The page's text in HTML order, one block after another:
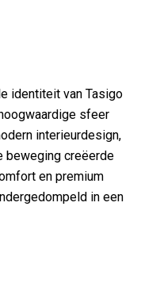
identiteit van Tasigo
sfeer
interieurdesign,
beweging creëerde
en premium
in een